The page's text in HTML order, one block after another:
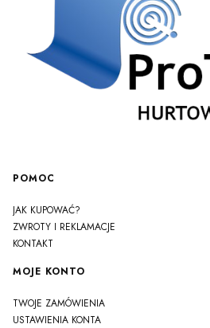
Linki w stopce
POMOC
JAK KUPOWAĆ?
ZWROTY I REKLAMACJE
KONTAKT
MOJE KONTO
TWOJE ZAMÓWIENIA
USTAWIENIA KONTA